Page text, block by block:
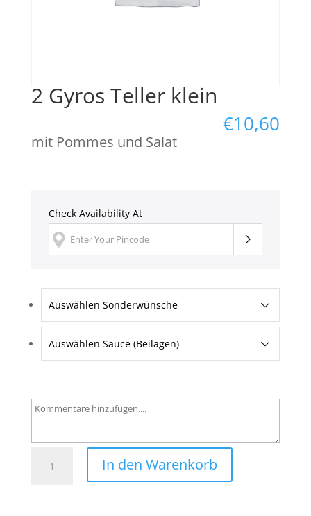
2 Gyros Teller klein
€10,60
mit Pommes und Salat
Check Availability At
Auswählen Sonderwünsche
Auswählen Sauce (Beilagen)
Gyros
In den Warenkorb